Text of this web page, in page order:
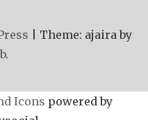
Theme: ajaira by
.
Icons powered by